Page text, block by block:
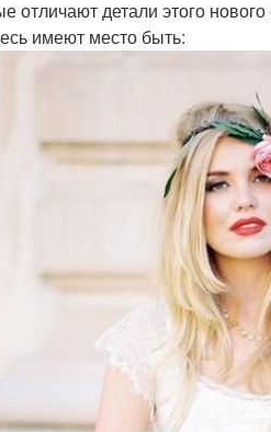
отличают детали этого
имеют место быть: